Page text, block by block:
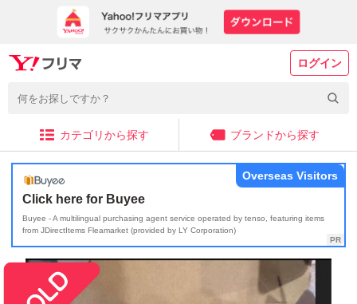
ログイン
カテゴリから探す ブランドから探す
Click here for Buyee
Buyee - A multilingual purchasing agent service operated by tenso, featuring items
from JDirectItems Fleamarket (provided by LY Corporation)
Overseas Visitors